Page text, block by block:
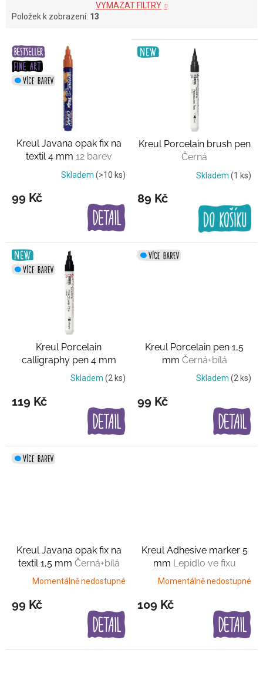
VYMAZAT FILTRY
Položek k zobrazení: 13
V
p
ů
Kreul Javana opak fix na
textil 4 mm 12 barev
Skladem (>10 ks)
99 Kč
Kreul Porcelain brush pen
Černá
Skladem (1 ks)
89 Kč
Kreul Porcelain
calligraphy pen 4 mm
Černá+bílá
Skladem (2 ks)
119 Kč
Kreul Porcelain pen 1,5
mm Černá+bílá
Skladem (2 ks)
99 Kč
Kreul Javana opak fix na
textil 1,5 mm Černá+bílá
Momentálně nedostupné
99 Kč
Kreul Adhesive marker 5
mm Lepidlo ve fixu
Momentálně nedostupné
109 Kč